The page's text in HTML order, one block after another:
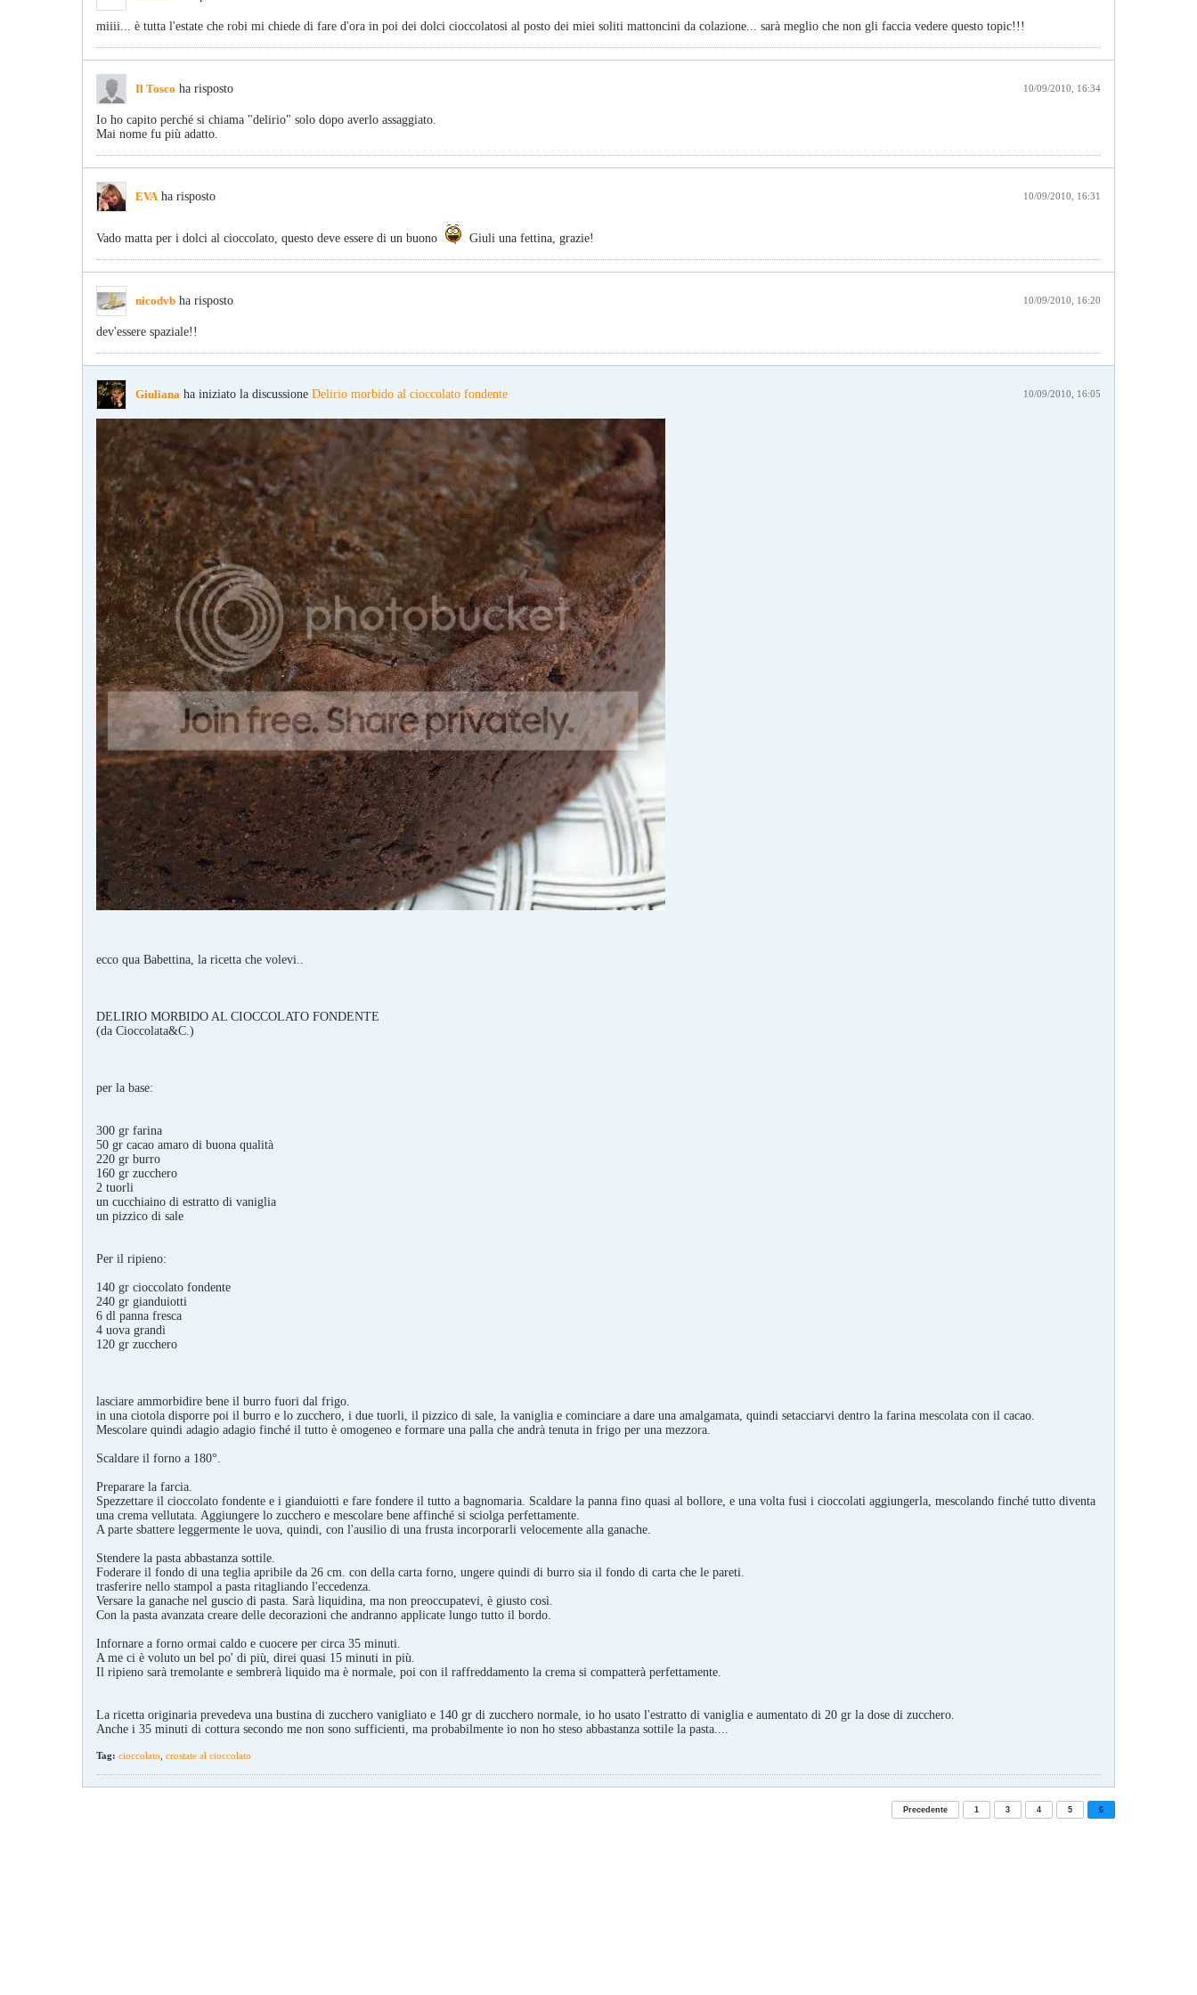
miiii... è tutta l'estate che robi mi chiede di fare d'ora in poi dei dolci cioccolatosi al posto dei miei soliti mattoncini da colazione... sarà meglio che non gli faccia vedere questo topic!!!
Il Tosco ha risposto 10/09/2010, 16:34
Io ho capito perché si chiama "delirio" solo dopo averlo assaggiato.
Mai nome fu più adatto.
EVAha risposto 10/09/2010, 16:31
Vado matta per i dolci al cioccolato, questo deve essere di un buono Giuli una fettina, grazie!
nicodvb ha risposto 10/09/2010, 16:20
dev'essere spaziale!!
Giuliana ha iniziato la discussione Delirio morbido al cioccolato fondente 10/09/2010, 16:05
ecco qua Babettina, la ricetta che volevi..
DELIRIO MORBIDO AL CIOCCOLATO FONDENTE
(da Cioccolata&C.)
per la base:
300 gr farina
50 gr cacao amaro di buona qualità
220 gr burro
160 gr zucchero
2 tuorli
un cucchiaino di estratto di vaniglia
un pizzico di sale
Per il ripieno:
140 gr cioccolato fondente
240 gr gianduiotti
6 dl panna fresca
4 uova grandi
120 gr zucchero
lasciare ammorbidire bene il burro fuori dal frigo.
in una ciotola disporre poi il burro e lo zucchero, i due tuorli, il pizzico di sale, la vaniglia e cominciare a dare una amalgamata, quindi setacciarvi dentro la farina mescolata con il cacao.
Mescolare quindi adagio adagio finché il tutto è omogeneo e formare una palla che andrà tenuta in frigo per una mezzora.
Scaldare il forno a 180°.
Preparare la farcia.
Spezzettare il cioccolato fondente e i gianduiotti e fare fondere il tutto a bagnomaria. Scaldare la panna fino quasi al bollore, e una volta fusi i cioccolati aggiungerla, mescolando finché tutto diventa
una crema vellutata. Aggiungere lo zucchero e mescolare bene affinché si sciolga perfettamente.
A parte sbattere leggermente le uova, quindi, con l'ausilio di una frusta incorporarli velocemente alla ganache.
Stendere la pasta abbastanza sottile.
Foderare il fondo di una teglia apribile da 26 cm. con della carta forno, ungere quindi di burro sia il fondo di carta che le pareti.
trasferire nello stampol a pasta ritagliando l'eccedenza.
Versare la ganache nel guscio di pasta. Sarà liquidina, ma non preoccupatevi, è giusto così.
Con la pasta avanzata creare delle decorazioni che andranno applicate lungo tutto il bordo.
Infornare a forno ormai caldo e cuocere per circa 35 minuti.
A me ci è voluto un bel po' di più, direi quasi 15 minuti in più.
Il ripieno sarà tremolante e sembrerà liquido ma è normale, poi con il raffreddamento la crema si compatterà perfettamente.
La ricetta originaria prevedeva una bustina di zucchero vanigliato e 140 gr di zucchero normale, io ho usato l'estratto di vaniglia e aumentato di 20 gr la dose di zucchero.
Anche i 35 minuti di cottura secondo me non sono sufficienti, ma probabilmente io non ho steso abbastanza sottile la pasta....
Tag: cioccolato crostate al cioccolato
Precedente 1 3 4 5 6